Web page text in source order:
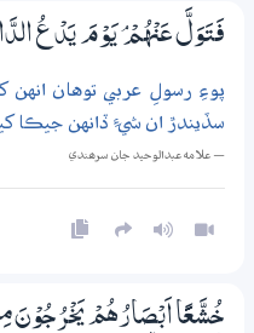
فَتَوَلَّ عَنْهُمْ ۘ يَوْمَ يَدْعُ
پوءِ رسولِ عربي توهان انهن
سڏيندڙ ان شيءِ ڏانهن جيڪا
— علامه عبدالوحيد جان سرھندي
خُشَّعًا اَبْصَارُهُمْ يَخْرُجُوْنَ